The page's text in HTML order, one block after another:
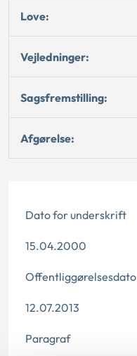
Love:
Vejledninger:
Sagsfremstilling:
Afgørelse:
Dato for underskrift
15.04.2000
Offentliggørelsesdato
12.07.2013
Paragraf